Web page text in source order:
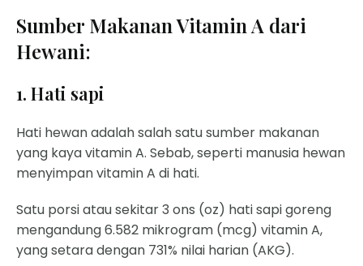
Sumber Makanan Vitamin A dari
Hewani:
1. Hati sapi
Hati hewan adalah salah satu sumber makanan
yang kaya vitamin A. Sebab, seperti manusia hewan
menyimpan vitamin A di hati.
Satu porsi atau sekitar 3 ons (oz) hati sapi goreng
mengandung 6.582 mikrogram (mcg) vitamin A,
yang setara dengan 731% nilai harian (AKG).